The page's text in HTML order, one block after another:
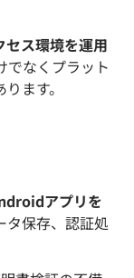
ス環境を運用
でなくプラット
ます。
アプリを
タ保存、認証処